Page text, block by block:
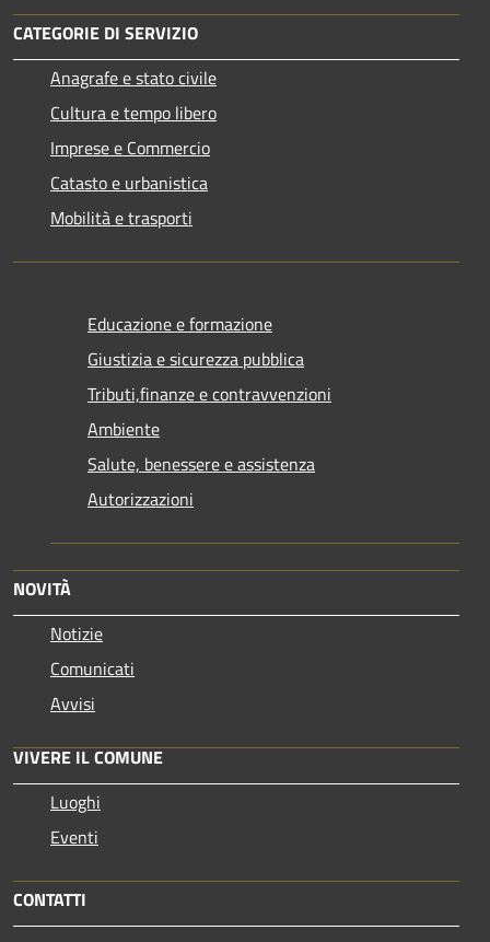
CATEGORIE DI SERVIZIO
Anagrafe e stato civile
Cultura e tempo libero
Imprese e Commercio
Catasto e urbanistica
Mobilità e trasporti
Educazione e formazione
Giustizia e sicurezza pubblica
Tributi,finanze e contravvenzioni
Ambiente
Salute, benessere e assistenza
Autorizzazioni
NOVITÀ
Notizie
Comunicati
Avvisi
VIVERE IL COMUNE
Luoghi
Eventi
CONTATTI